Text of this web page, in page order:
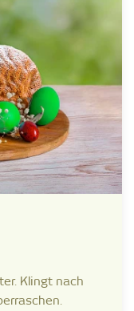
Klingt nach